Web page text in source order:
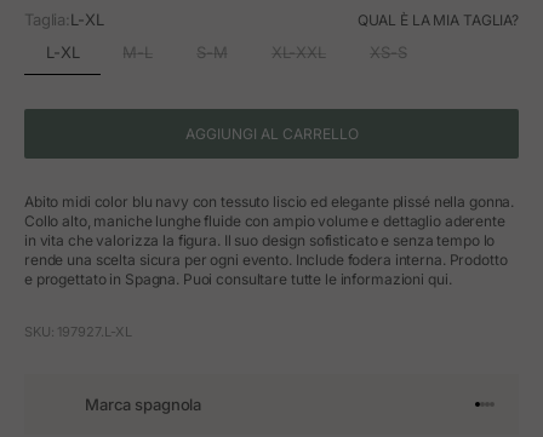
Taglia:L-XL QUAL È LA MIA TAGLIA?
L-XL M-L S-M XL-XXL XS-S
AGGIUNGI AL CARRELLO
Abito midi color blu navy con tessuto liscio ed elegante plissé nella gonna.
Collo alto, maniche lunghe fluide con ampio volume e dettaglio aderente
in vita che valorizza la figura. Il suo design sofisticato e senza tempo lo
rende una scelta sicura per ogni evento. Include fodera interna. Prodotto
e progettato in Spagna. Puoi consultare tutte le informazioni qui.
SKU: 197927.L-XL
Marca spagnola Vai
Vai
Vai
Vai